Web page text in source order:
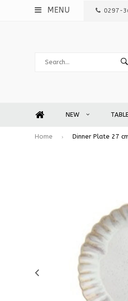
MENU 0297-
NEW
Home Dinner Plate 27